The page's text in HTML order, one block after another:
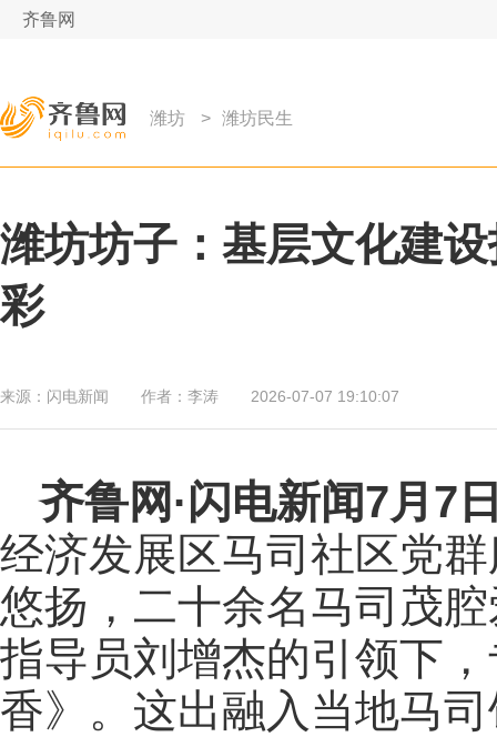
齐鲁网
潍坊 > 潍坊民生
潍坊坊子：基层文化建
彩
来源： 闪电新闻 作者： 李涛 2026-07-07 19:10:07
齐鲁网 ·闪电新闻7月7
经济发展区马司社区党
悠扬，二十余名马司茂
指导员刘增杰的引领下
香》。这出融入当地马